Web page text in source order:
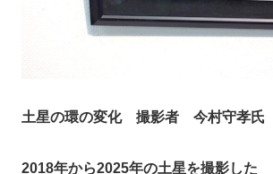
土星の環の変化 撮影者 今村守孝氏
2018年から2025年の土星を撮影した